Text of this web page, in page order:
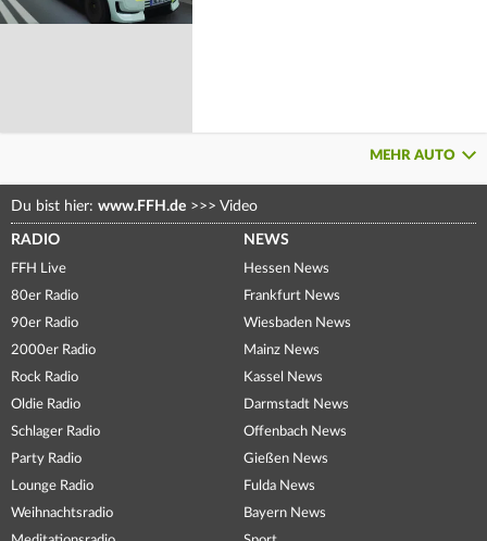
MEHR AUTO
Du bist hier: www.FFH.de >>> Video
RADIO
FFH Live
80er Radio
90er Radio
2000er Radio
Rock Radio
Oldie Radio
Schlager Radio
Party Radio
Lounge Radio
Weihnachtsradio
NEWS
Hessen News
Frankfurt News
Wiesbaden News
Mainz News
Kassel News
Darmstadt News
Offenbach News
Gießen News
Fulda News
Bayern News